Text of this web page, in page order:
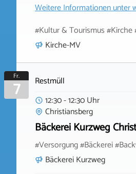
Weitere Informationen unter
#Kultur & Tourismus #Kirche
Kirche-MV
Fr.
7
Restmüll
12:30 - 12:30 Uhr
Christiansberg
Bäckerei Kurzweg
#Versorgung #Bäckerei
Bäckerei Kurzweg